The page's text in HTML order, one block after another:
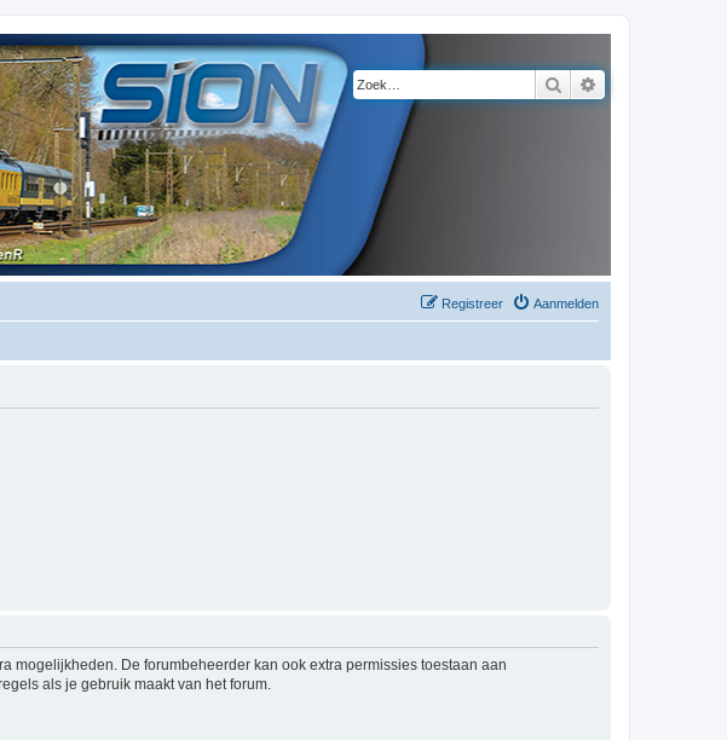
Zoek
Aanmelden
Registreer
mogelijkheden. De forumbeheerder kan ook extra permissies toestaan aan
als je gebruik maakt van het forum.